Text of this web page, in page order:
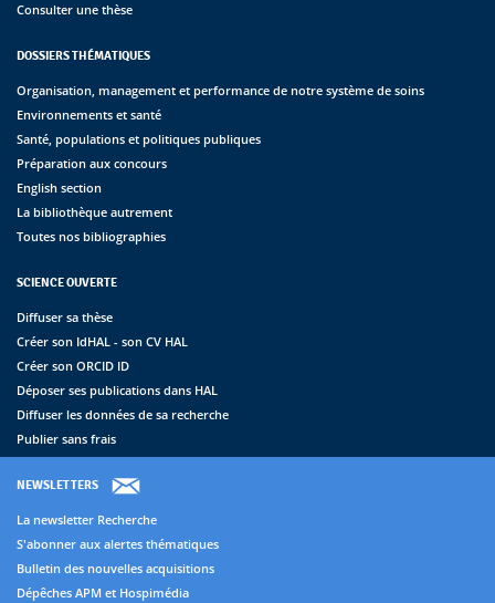
Consulter une thèse
DOSSIERS THÉMATIQUES
Organisation, management et performance de notre système de soins
Environnements et santé
Santé, populations et politiques publiques
Préparation aux concours
English section
La bibliothèque autrement
Toutes nos bibliographies
SCIENCE OUVERTE
Diffuser sa thèse
Créer son IdHAL - son CV HAL
Créer son ORCID ID
Déposer ses publications dans HAL
Diffuser les données de sa recherche
Publier sans frais
NEWSLETTERS
La newsletter Recherche
S'abonner aux alertes thématiques
Bulletin des nouvelles acquisitions
Dépêches APM et Hospimédia